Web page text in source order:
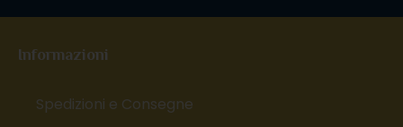
Informazioni
Spedizioni e Consegne